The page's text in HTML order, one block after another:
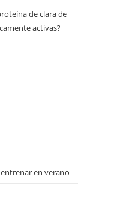
de clara de
activas?
en verano